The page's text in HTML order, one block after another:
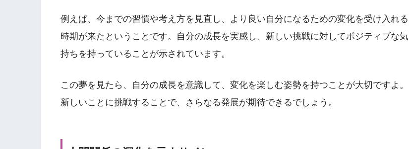
例えば、今までの習慣や考え方を見直し、より良い自分になるための変化を受け入れる
時期が来たということです。自分の成長を実感し、新しい挑戦に対してポジティブな気
持ちを持っていることが示されています。
この夢を見たら、自分の成長を意識して、変化を楽しむ姿勢を持つことが大切ですよ。
新しいことに挑戦することで、さらなる発展が期待できるでしょう。